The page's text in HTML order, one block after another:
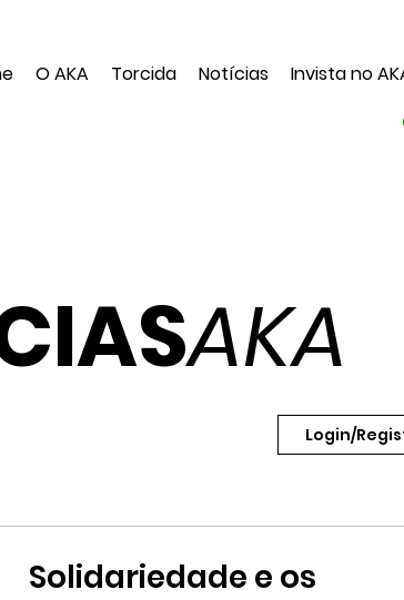
O AKA Torcida Notícias Invista no
AKA
Login/
Solidariedade e os